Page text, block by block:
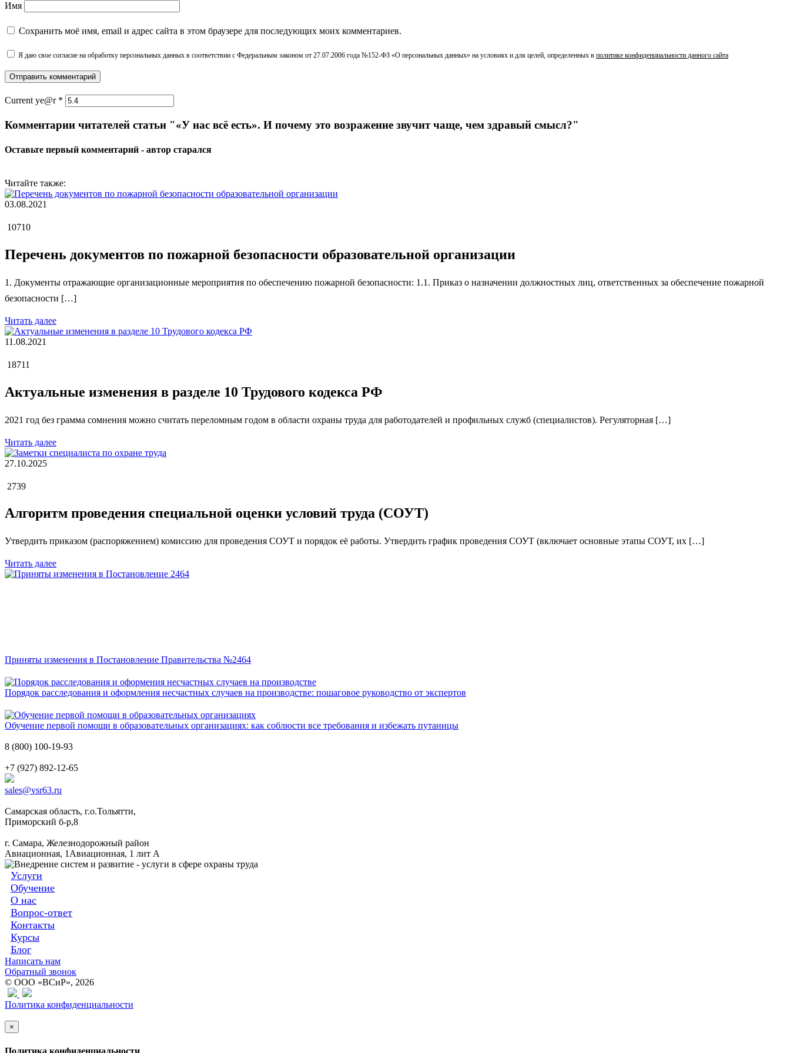
Имя
Сохранить моё имя, email и адрес сайта в этом браузере для последующих моих комментариев.
Я даю свое согласие на обработку персональных данных в соответствии с Федеральным законом от 27.07.2006 года №152-ФЗ «О персональных данных» на условиях и для целей, определенных в политике конфиденциальности данного сайта
Current ye@r *
Комментарии читателей статьи "«У нас всё есть». И почему это возражение звучит чаще, чем здравый смысл?"
Оставьте первый комментарий - автор старался
Читайте также:
03.08.2021
10710
Перечень документов по пожарной безопасности образовательной организации
1. Документы отражающие организационные мероприятия по обеспечению пожарной безопасности: 1.1. Приказ о назначении должностных лиц, ответственных за обеспечение пожарной
безопасности […]
Читать далее
11.08.2021
18711
Актуальные изменения в разделе 10 Трудового кодекса РФ
2021 год без грамма сомнения можно считать переломным годом в области охраны труда для работодателей и профильных служб (специалистов). Регуляторная […]
Читать далее
27.10.2025
2739
Алгоритм проведения специальной оценки условий труда (СОУТ)
Утвердить приказом (распоряжением) комиссию для проведения СОУТ и порядок её работы. Утвердить график проведения СОУТ (включает основные этапы СОУТ, их […]
Читать далее
Приняты изменения в Постановление Правительства №2464
Порядок расследования и оформления несчастных случаев на производстве: пошаговое руководство от экспертов
Обучение первой помощи в образовательных организациях: как соблюсти все требования и избежать путаницы
8 (800) 100-19-93
+7 (927) 892-12-65
sales@vsr63.ru
Самарская область, г.о.Тольятти,
Приморский б-р,8
г. Самара, Железнодорожный район
Авиационная, 1Авиационная, 1 лит А
Услуги
Обучение
О нас
Вопрос-ответ
Контакты
Курсы
Блог
Написать нам
Обратный звонок
© ООО «ВСиР», 2026
Политика конфиденциальности
×
Политика конфиденциальности